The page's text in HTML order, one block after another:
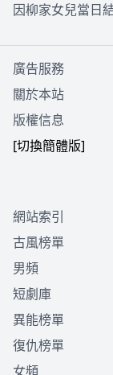
因柳家女兒當日
廣告服務
關於本站
版權信息
[切換簡體版]
網站索引
古風榜單
男頻
短劇庫
異能榜單
復仇榜單
女頻